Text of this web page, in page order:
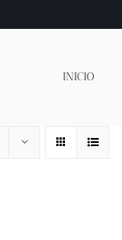
INICIO